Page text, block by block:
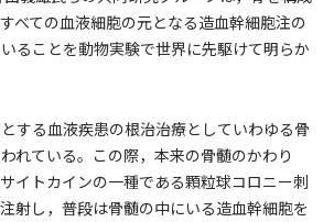
べての血液細胞の元となる造血幹細胞注の
ることを動物実験で世界に先駆けて明らか
する血液疾患の根治治療としていわゆる骨
れている。この際，本来の骨髄のかわり
イトカインの一種である顆粒球コロニー刺
射し，普段は骨髄の中にいる造血幹細胞を